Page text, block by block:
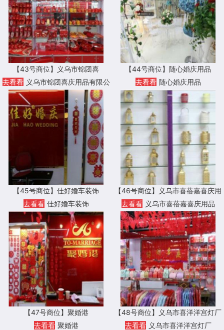
【43号商位】义乌市锦团喜
去看看 义乌市锦团喜庆用品有限公
司
【44号商位】随心婚庆用品
去看看 随心婚庆用品
【45号商位】佳好婚车装饰
去看看 佳好婚车装饰
【46号商位】义乌市喜蓓嘉喜庆用
品
去看看 义乌市喜蓓嘉喜庆用品
【47号商位】聚婚港
去看看 聚婚港
【48号商位】义乌市喜洋洋宫灯厂
去看看 义乌市喜洋洋宫灯厂